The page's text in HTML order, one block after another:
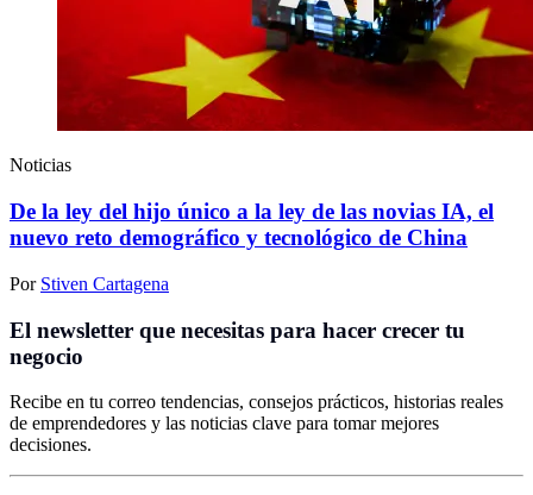
Noticias
De la ley del hijo único a la ley de las novias IA, el
nuevo reto demográfico y tecnológico de China
Por Stiven Cartagena
El newsletter que necesitas para hacer crecer tu
negocio
Recibe en tu correo tendencias, consejos prácticos, historias reales
de emprendedores y las noticias clave para tomar mejores
decisiones.